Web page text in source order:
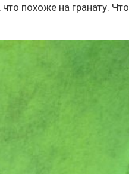
похоже на гранату. Что